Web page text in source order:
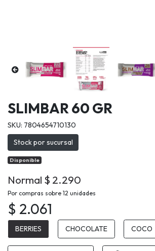
SLIMBAR 60 GR
SKU: 7804654710130
Stock por sucursal
Disponible
Normal $ 2.290
Por compras sobre 12 unidades
$ 2.061
BERRIES CHOCOLATE COCO